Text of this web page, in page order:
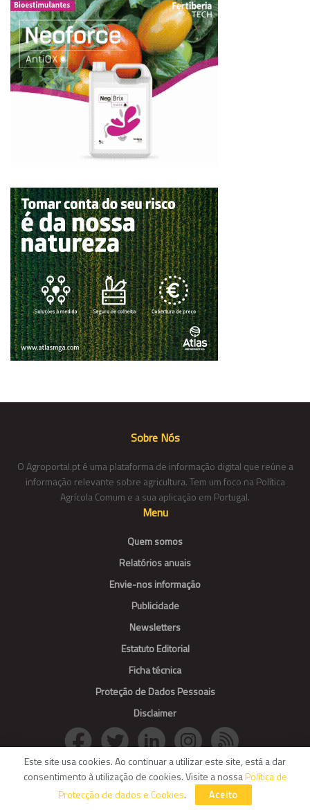
Sobre Nós
O Agroportal.pt é uma plataforma de informação digital que reúne a
informação relevante sobre agricultura. Tem um foco na Política
Agrícola Comum e a sua aplicação em Portugal.
Menu
Quem somos
Relatórios anuais
Envie-nos informação
Publicidade
Newsletters
Estatuto Editorial
Ficha técnica
Proteção de Dados Pessoais
Disclaimer
© Agroportal. All Rights reserved.
Este site usa cookies. Ao continuar a utilizar este site, está a dar
consentimento à utilização de cookies. Visite a nossaPolítica de
Protecção de dados e Cookies. Aceito